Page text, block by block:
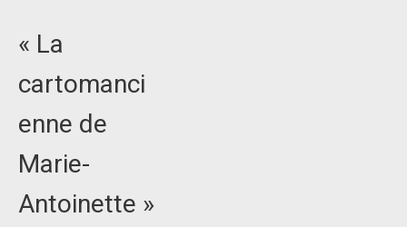
« La
cartomanci
enne de
Marie-
Antoinette »